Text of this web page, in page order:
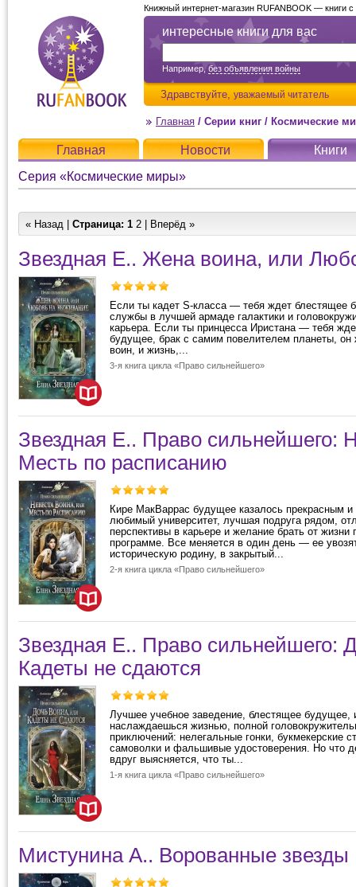
интересные книги для вас
Например,без объявления войны
Здравствуйте, уважаемый читатель
Книжный интернет-магазин RUFANBOOK — книги
Главная / Серии книг / Космические
Главная Новости
Книги
Серия «Космические миры»
« Назад | Страница: 1 2 Вперёд »
Звездная Е.. Жена воина, или
Если ты кадет S-класса — тебя ждет блестящее
службы в лучшей армаде галактики и
карьера. Если ты принцесса Иристана — тебя
будущее, брак с самим повелителем планеты, он
воин, и жизнь,...
3-я книга цикла «Право сильнейшего»
Звездная Е.. Право сильнейшего:
Месть по расписанию
Кире МакВаррас будущее казалось прекрасным
любимый университет, лучшая подруга рядом,
перспективы в карьере и желание брать от жизни
программе. Все меняется в один день — ее
историческую родину, в закрытый...
2-я книга цикла «Право сильнейшего»
Звездная Е.. Право сильнейшего:
Кадеты не сдаются
Лучшее учебное заведение, блестящее будущее,
наслаждаешься жизнью, полной
приключений: нелегальные гонки, букмекерские
самоволки и фальшивые удостоверения. Но что
вдруг выясняется, что ты...
1-я книга цикла «Право сильнейшего»
Мистунина А.. Ворованные звезды